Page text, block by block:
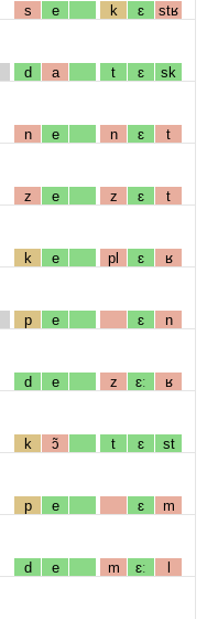
s e k ɛ stʁ
d a t ɛ sk
n e n ɛ t
z e z ɛ t
k e pl ɛ ʁ
p e ɛ n
d e z ɛː ʁ
k ɔ̃ t ɛ st
p e ɛ m
d e m ɛː l